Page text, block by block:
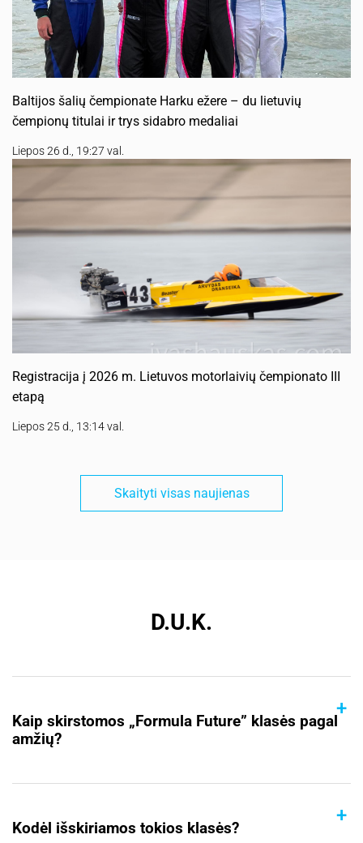
Baltijos šalių čempionate Harku ežere – du lietuvių
čempionų titulai ir trys sidabro medaliai
Liepos 26 d., 19:27 val.
Registracija į 2026 m. Lietuvos motorlaivių čempionato III
etapą
Liepos 25 d., 13:14 val.
Skaityti visas naujienas
D.U.K.
Kaip skirstomos „Formula Future” klasės pagal
amžių?
+
klasė – nuo 12 iki 13 metų, 4 klasė – nuo 14 iki 15
Kodėl išskiriamos tokios klasės?
+